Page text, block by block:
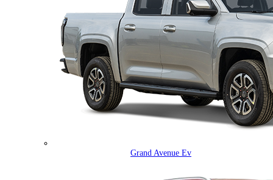
Grand Avenue Ev